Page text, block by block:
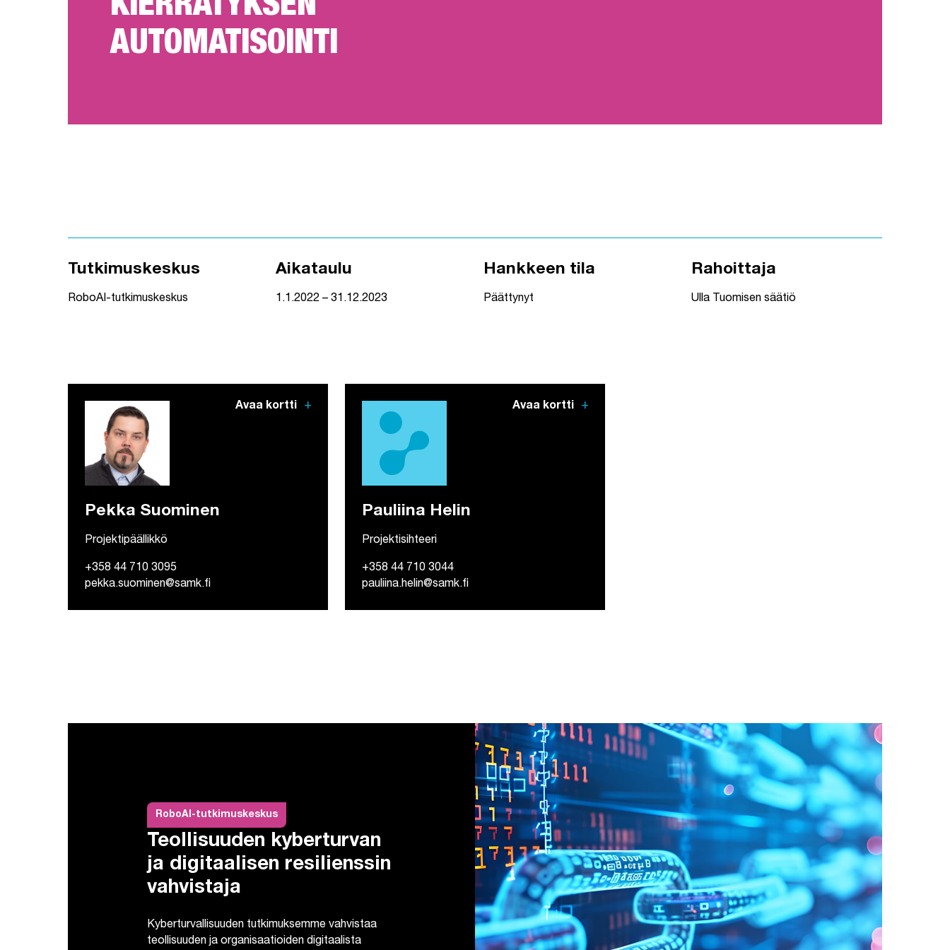
KIERRÄTYKSEN
AUTOMATISOINTI
Tutkimuskeskus
RoboAI-tutkimuskeskus
Aikataulu
1.1.2022 – 31.12.2023
Hankkeen tila
Päättynyt
Rahoittaja
Ulla Tuomisen säätiö
Avaa kortti add
Pekka Suominen
Projektipäällikkö
+358 44 710 3095
pekka.suominen@samk.fi
Avaa kortti add
Pauliina Helin
Projektisihteeri
+358 44 710 3044
pauliina.helin@samk.fi
RoboAI-tutkimuskeskus
Teollisuuden kyberturvan
ja digitaalisen resilienssin
vahvistaja
Kyberturvallisuuden tutkimuksemme vahvistaa
teollisuuden ja organisaatioiden digitaalista